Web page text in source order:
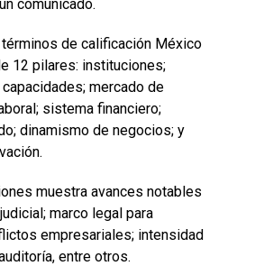
comunicado.
de calificación México
12 pilares: instituciones;
mercado de
sistema financiero;
dinamismo de negocios; y
muestra avances notables
marco legal para
empresariales; intensidad
entre otros.